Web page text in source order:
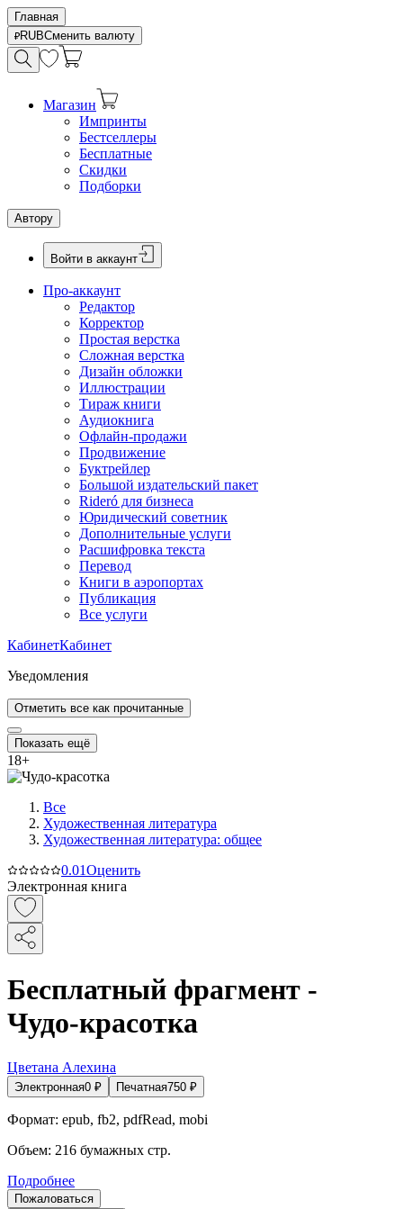
Главная
RUBСменить валюту
Магазин
Импринты
Бестселлеры
Бесплатные
Скидки
Подборки
Автору
Войти в аккаунт
Про-аккаунт
Редактор
Корректор
Простая верстка
Сложная верстка
Дизайн обложки
Иллюстрации
Тираж книги
Аудиокнига
Офлайн-продажи
Продвижение
Буктрейлер
Большой издательский пакет
Rideró для бизнеса
Юридический советник
Дополнительные услуги
Расшифровка текста
Перевод
Книги в аэропортах
Публикация
Все услуги
КабинетКабинет
Уведомления
Отметить все как прочитанные
Показать ещё
18+
Все
Художественная литература
Художественная литература: общее
0.01Оценить
Электронная книга
Бесплатный фрагмент -
Чудо-красотка
Цветана Алехина
Электронная0 ₽ Печатная750 ₽
Формат: epub, fb2, pdfRead, mobi
Объем: 216 бумажных стр.
Подробнее
Пожаловаться